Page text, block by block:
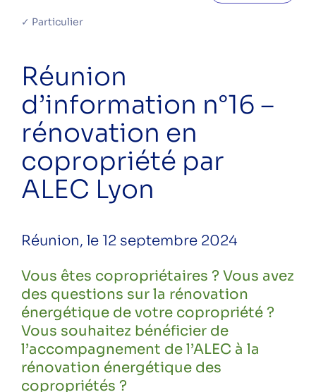
Lyon 4
Réunion d’information n°16 –
rénovation en copropriété par ALEC
Lyon
Webinaire – Comment installer des
bornes de recharge en copropriété ?
rénovation en copropriété par ALEC
Lyon
Évènement pour les copropriétés de
Villeurbanne
Ciné-débat « Demain » à Oullins-
Pierre-Bénite
✓ Particulier
Réunion
d’information n°16 –
rénovation en
copropriété par
ALEC Lyon
Réunion, le 12 septembre 2024
Vous êtes copropriétaires ? Vous avez
des questions sur la rénovation
énergétique de votre copropriété ?
Vous souhaitez bénéficier de
l’accompagnement de l’ALEC à la
rénovation énergétique des
copropriétés ?